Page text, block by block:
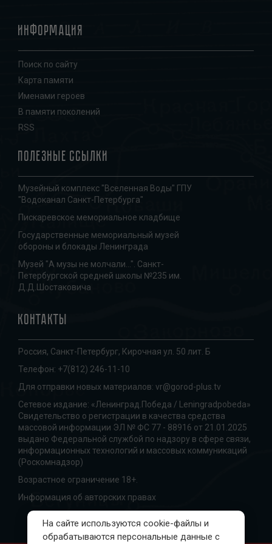
Информация
Поиск по сайту
Карта памяти
Именами героев
В памяти поколений
RSS
Полезные ссылки
Музейный комплекс "Вселенная Воды" ГПУ
"Водоканал Санкт-Петербурга"
Пискаревское мемориальное кладбище
Государственные мемориальный музей
обороны и блокады Ленинграда
Музей "А музы не молчали...". Санкт-
Петербургской средней школы №235 им.
Д.Д.Шостаковича
Контакты
Россия, Санкт-Петербург, Кирочная ул. 50 лит. Б
Телефон: +7(812) 246-11-10
Для отправки новых материалов: vr@gorod-plus.tv
Сетевое издание: «Ленинград.Победа / Leningradpobeda»
Свидетельство о регистрации в качества средства
массовой информации ЭЛ № ФС 77 - 88916 от 21.01.2025
выдано Федеральной службой по надзору в сфере связи,
информационных технологий и массовых коммуникаций
(Роскомнадзор)
Возрастное ограничение 18+.
Информация об авторских правах
На сайте используются cookie-файлы и
обрабатываются персональные данные с